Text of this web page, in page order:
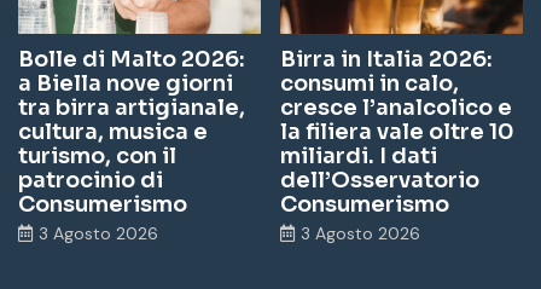
Bolle di Malto 2026:
a Biella nove giorni
tra birra artigianale,
cultura, musica e
turismo, con il
patrocinio di
Consumerismo
3 Agosto 2026
Birra in Italia 2026:
consumi in calo,
cresce l’analcolico e
la filiera vale oltre 10
miliardi. I dati
dell’Osservatorio
Consumerismo
3 Agosto 2026